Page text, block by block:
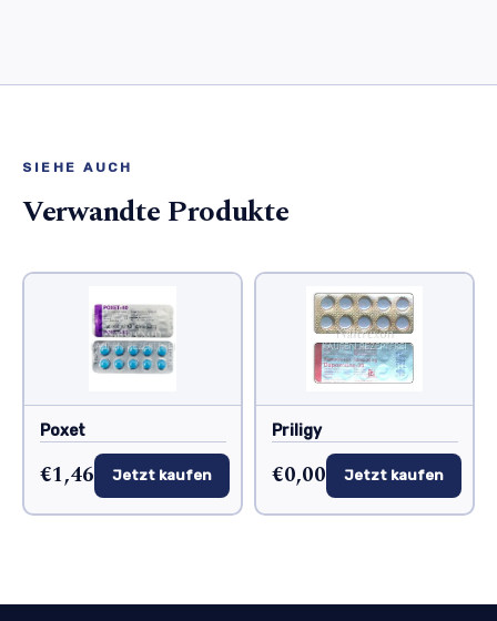
SIEHE AUCH
Verwandte Produkte
Poxet
€1,46 Jetzt kaufen
Priligy
€0,00 Jetzt kaufen